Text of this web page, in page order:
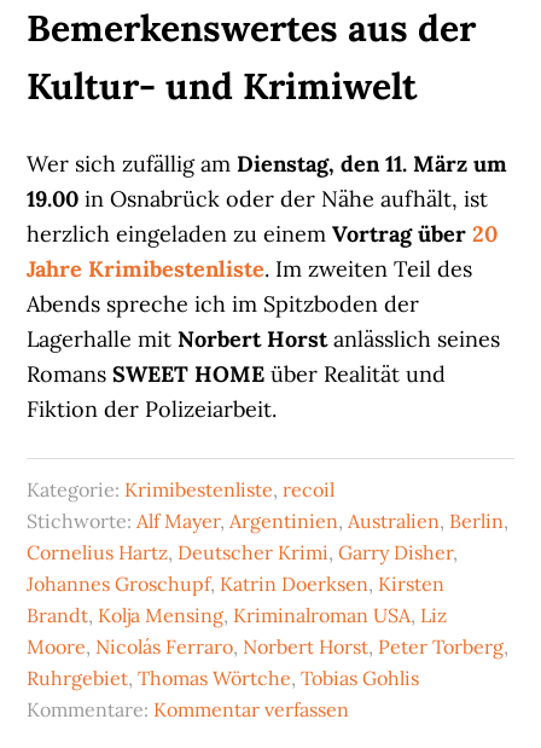
Bemerkenswertes aus der
Kultur- und Krimiwelt
Wer sich zufällig amDienstag, den 11. März um
19.00 in Osnabrück oder der Nähe aufhält, ist
herzlich eingeladen zu einemVortrag über20
Jahre Krimibestenliste. Im zweiten Teil des
Abends spreche ich im Spitzboden der
Lagerhalle mitNorbert Horstanlässlich seines
RomansSWEET HOMEüber Realität und
Fiktion der Polizeiarbeit.
Kategorie: Krimibestenliste,recoil
Stichworte: Alf Mayer, Argentinien, Australien, Berlin,
Cornelius Hartz, Deutscher Krimi,Garry Disher,
Johannes Groschupf, Katrin Doerksen, Kirsten
Brandt, Kolja Mensing, Kriminalroman USA, Liz
Moore, Nicolás Ferraro, Norbert Horst, Peter Torberg,
Ruhrgebiet,Thomas Wörtche,Tobias Gohlis
Kommentare: Kommentar verfassen